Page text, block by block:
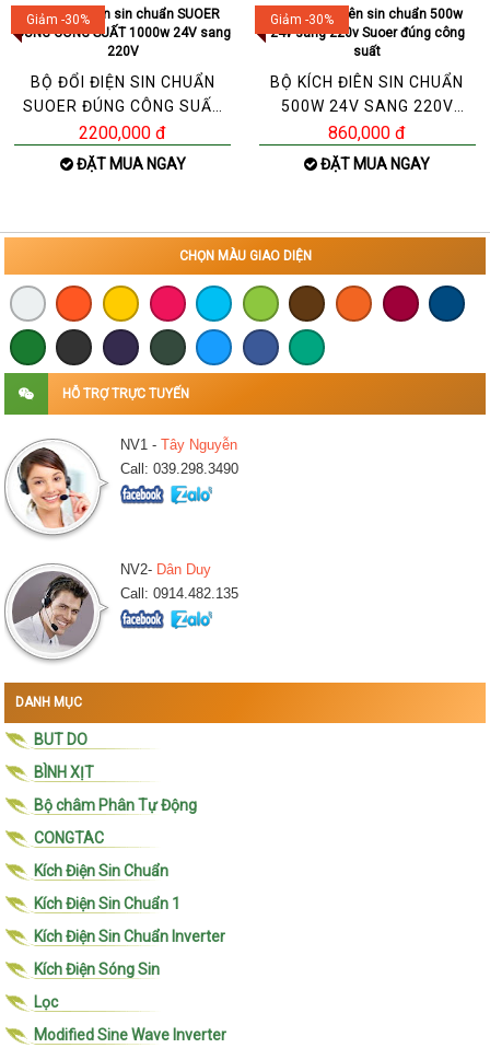
Giảm -30%
BỘ ĐỔI ĐIỆN SIN CHUẨN
SUOER ĐÚNG CÔNG SUẤT
1000W 24V SANG 220V
2200,000 đ
ĐẶT MUA NGAY
Giảm -30%
BỘ KÍCH ĐIÊN SIN CHUẨN
500W 24V SANG 220V
SUOER ĐÚNG CÔNG SUẤT
860,000 đ
ĐẶT MUA NGAY
CHỌN MÀU GIAO DIỆN
HỖ TRỢ TRỰC TUYẾN
NV1 - Tây Nguyễn
Call: 039.298.3490
NV2- Dân Duy
Call: 0914.482.135
DANH MỤC
BUT DO
BÌNH XỊT
Bộ châm Phân Tự Động
CONGTAC
Kích Điện Sin Chuẩn
Kích Điện Sin Chuẩn 1
Kích Điện Sin Chuẩn Inverter
Kích Điện Sóng Sin
Lọc
Modified Sine Wave Inverter